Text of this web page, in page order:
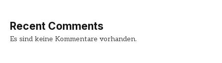
Recent Comments
Es sind keine Kommentare vorhanden.